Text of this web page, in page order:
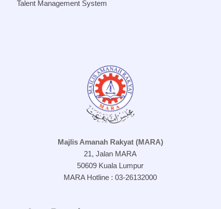
Talent Management System
Majlis Amanah Rakyat (MARA)
21, Jalan MARA
50609 Kuala Lumpur
MARA Hotline : 03-26132000